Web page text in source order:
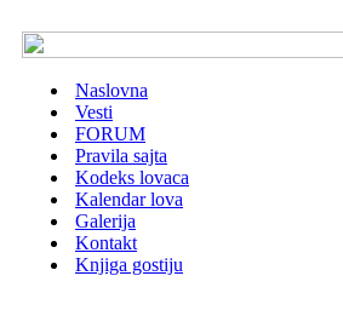
Naslovna
Vesti
FORUM
Pravila sajta
Kodeks lovaca
Kalendar lova
Galerija
Kontakt
Knjiga gostiju